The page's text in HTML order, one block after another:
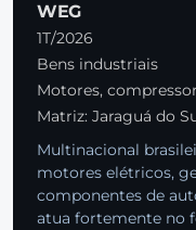
WEG
1T/2026
Bens industriais
Motores,
Matriz: Jaraguá do
Multinacional
motores elétricos,
componentes de
atua fortemente no